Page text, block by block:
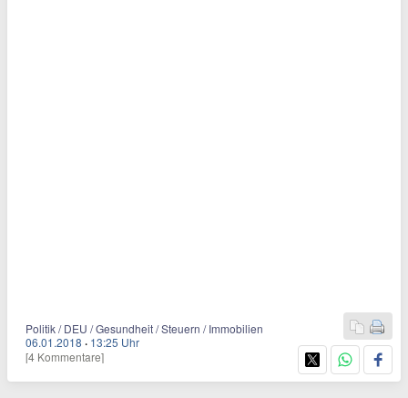
Politik / DEU / Gesundheit / Steuern / Immobilien
06.01.2018 · 13:25 Uhr
[4 Kommentare]